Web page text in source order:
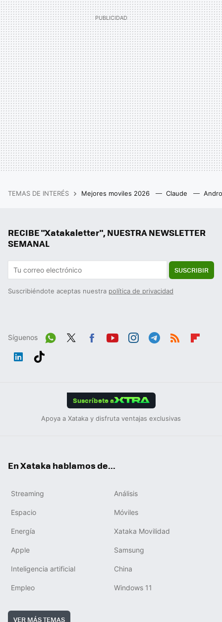
TEMAS DE INTERÉS Mejores moviles 2026 Claude
RECIBE "Xatakaletter", NUESTRA NEWSLETTER
SEMANAL
SUSCRIBIR
Suscribiéndote aceptas nuestra política de privacidad
Síguenos
Wh
Suscríbete a
Apoya a Xataka y disfruta ventajas exclusivas
En Xataka hablamos de...
Streaming Análisis
Espacio Móviles
Energía Xataka Movilidad
Apple Samsung
Inteligencia artificial China
Empleo Windows 11
VER MÁS TEMAS